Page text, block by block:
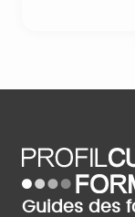
Guides des